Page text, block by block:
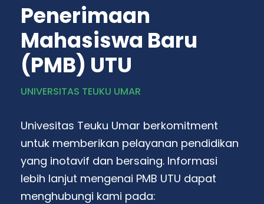
Penerimaan
Mahasiswa Baru
(PMB) UTU
UNIVERSITAS TEUKU UMAR
Univesitas Teuku Umar berkomitment
untuk memberikan pelayanan pendidikan
yang inotavif dan bersaing. Informasi
lebih lanjut mengenai PMB UTU dapat
menghubungi kami pada: